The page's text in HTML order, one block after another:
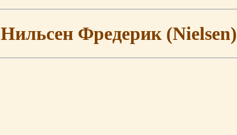
Нильсен Фредерик (Nielsen)